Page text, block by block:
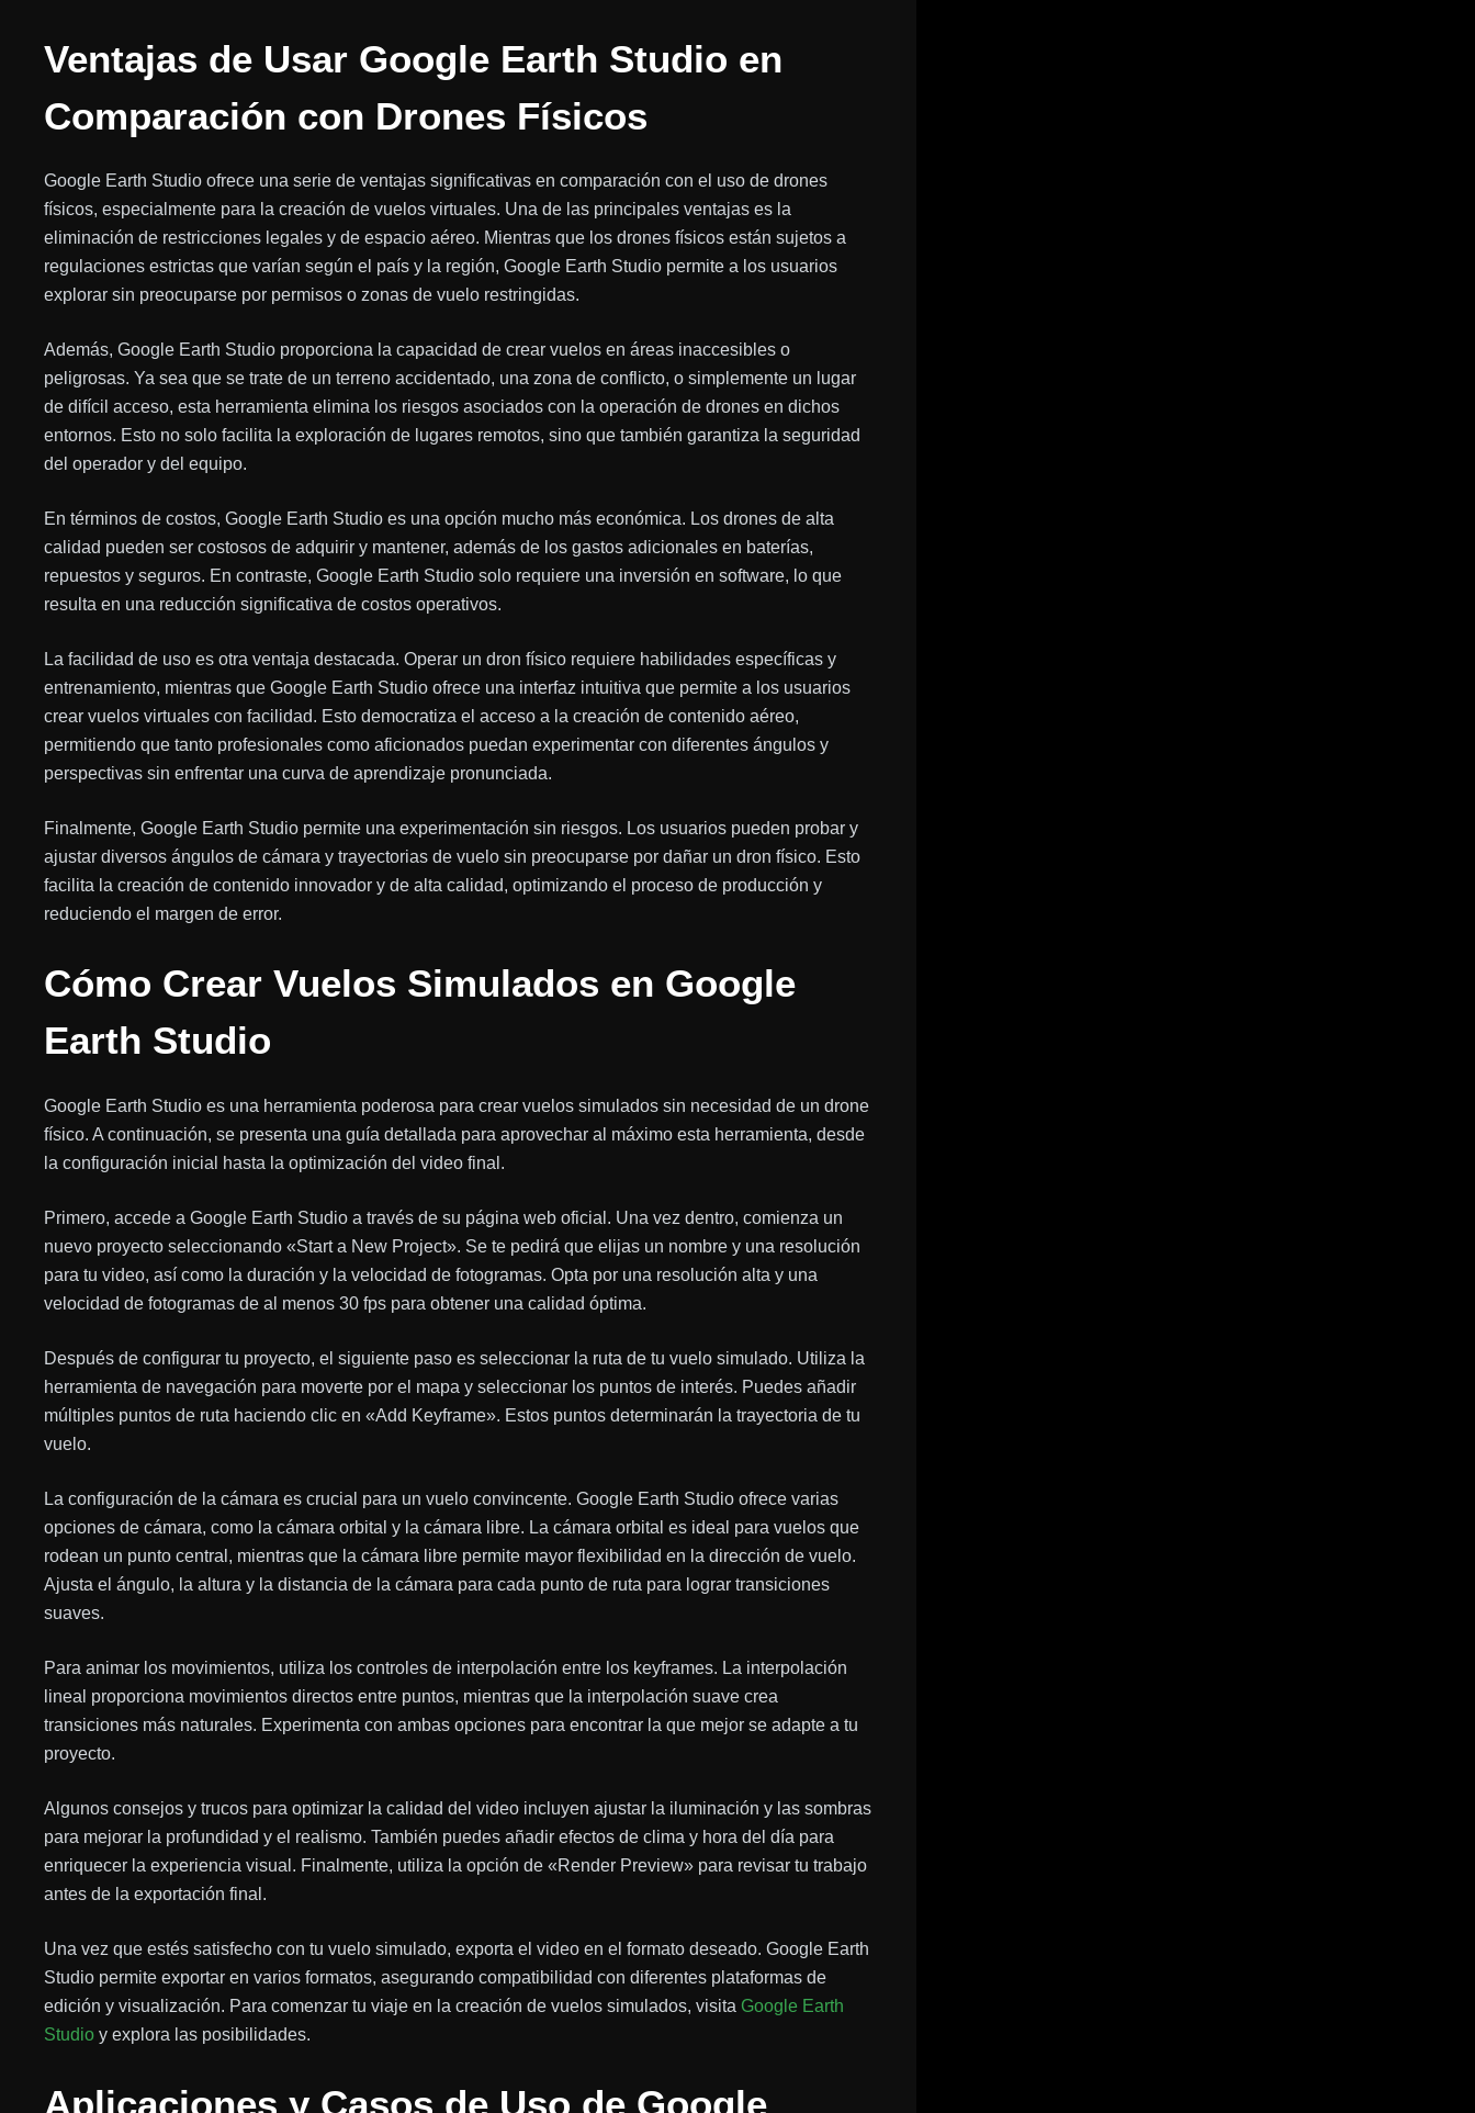
Ventajas de Usar Google Earth Studio en
Comparación con Drones Físicos
Google Earth Studio ofrece una serie de ventajas significativas en comparación con el uso de drones
físicos, especialmente para la creación de vuelos virtuales. Una de las principales ventajas es la
eliminación de restricciones legales y de espacio aéreo. Mientras que los drones físicos están sujetos a
regulaciones estrictas que varían según el país y la región, Google Earth Studio permite a los usuarios
explorar sin preocuparse por permisos o zonas de vuelo restringidas.
Además, Google Earth Studio proporciona la capacidad de crear vuelos en áreas inaccesibles o
peligrosas. Ya sea que se trate de un terreno accidentado, una zona de conflicto, o simplemente un lugar
de difícil acceso, esta herramienta elimina los riesgos asociados con la operación de drones en dichos
entornos. Esto no solo facilita la exploración de lugares remotos, sino que también garantiza la seguridad
del operador y del equipo.
En términos de costos, Google Earth Studio es una opción mucho más económica. Los drones de alta
calidad pueden ser costosos de adquirir y mantener, además de los gastos adicionales en baterías,
repuestos y seguros. En contraste, Google Earth Studio solo requiere una inversión en software, lo que
resulta en una reducción significativa de costos operativos.
La facilidad de uso es otra ventaja destacada. Operar un dron físico requiere habilidades específicas y
entrenamiento, mientras que Google Earth Studio ofrece una interfaz intuitiva que permite a los usuarios
crear vuelos virtuales con facilidad. Esto democratiza el acceso a la creación de contenido aéreo,
permitiendo que tanto profesionales como aficionados puedan experimentar con diferentes ángulos y
perspectivas sin enfrentar una curva de aprendizaje pronunciada.
Finalmente, Google Earth Studio permite una experimentación sin riesgos. Los usuarios pueden probar y
ajustar diversos ángulos de cámara y trayectorias de vuelo sin preocuparse por dañar un dron físico. Esto
facilita la creación de contenido innovador y de alta calidad, optimizando el proceso de producción y
reduciendo el margen de error.
Cómo Crear Vuelos Simulados en Google
Earth Studio
Google Earth Studio es una herramienta poderosa para crear vuelos simulados sin necesidad de un drone
físico. A continuación, se presenta una guía detallada para aprovechar al máximo esta herramienta, desde
la configuración inicial hasta la optimización del video final.
Primero, accede a Google Earth Studio a través de su página web oficial. Una vez dentro, comienza un
nuevo proyecto seleccionando «Start a New Project». Se te pedirá que elijas un nombre y una resolución
para tu video, así como la duración y la velocidad de fotogramas. Opta por una resolución alta y una
velocidad de fotogramas de al menos 30 fps para obtener una calidad óptima.
Después de configurar tu proyecto, el siguiente paso es seleccionar la ruta de tu vuelo simulado. Utiliza la
herramienta de navegación para moverte por el mapa y seleccionar los puntos de interés. Puedes añadir
múltiples puntos de ruta haciendo clic en «Add Keyframe». Estos puntos determinarán la trayectoria de tu
vuelo.
La configuración de la cámara es crucial para un vuelo convincente. Google Earth Studio ofrece varias
opciones de cámara, como la cámara orbital y la cámara libre. La cámara orbital es ideal para vuelos que
rodean un punto central, mientras que la cámara libre permite mayor flexibilidad en la dirección de vuelo.
Ajusta el ángulo, la altura y la distancia de la cámara para cada punto de ruta para lograr transiciones
suaves.
Para animar los movimientos, utiliza los controles de interpolación entre los keyframes. La interpolación
lineal proporciona movimientos directos entre puntos, mientras que la interpolación suave crea
transiciones más naturales. Experimenta con ambas opciones para encontrar la que mejor se adapte a tu
proyecto.
Algunos consejos y trucos para optimizar la calidad del video incluyen ajustar la iluminación y las sombras
para mejorar la profundidad y el realismo. También puedes añadir efectos de clima y hora del día para
enriquecer la experiencia visual. Finalmente, utiliza la opción de «Render Preview» para revisar tu trabajo
antes de la exportación final.
Una vez que estés satisfecho con tu vuelo simulado, exporta el video en el formato deseado. Google Earth
Studio permite exportar en varios formatos, asegurando compatibilidad con diferentes plataformas de
edición y visualización. Para comenzar tu viaje en la creación de vuelos simulados, visita Google Earth
Studio y explora las posibilidades.
Aplicaciones y Casos de Uso de Google